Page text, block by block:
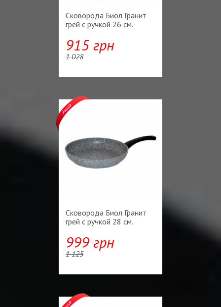
Сковорода Биол Гранит
грей с ручкой 26 см.
915 грн
1 028
Сковорода Биол Гранит
грей с ручкой 28 см.
999 грн
1 125